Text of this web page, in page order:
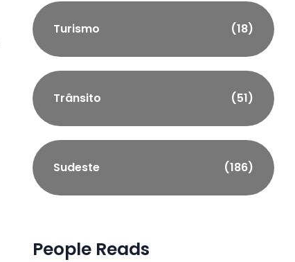
Turismo (18)
Trânsito (51)
Sudeste (186)
People Reads